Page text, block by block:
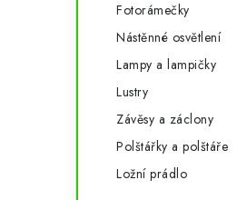
Fotorámečky
Nástěnné osvětlení
Lampy a lampičky
Lustry
Závěsy a záclony
Polštářky a polštáře
Ložní prádlo